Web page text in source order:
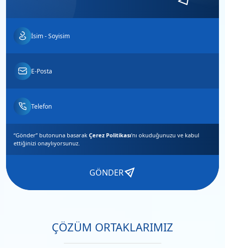
“Gönder” butonuna basarak Çerez Politikası'nı okuduğunuzu ve kabul
ettiğinizi onaylıyorsunuz.
GÖNDER
ÇÖZÜM ORTAKLARIMIZ